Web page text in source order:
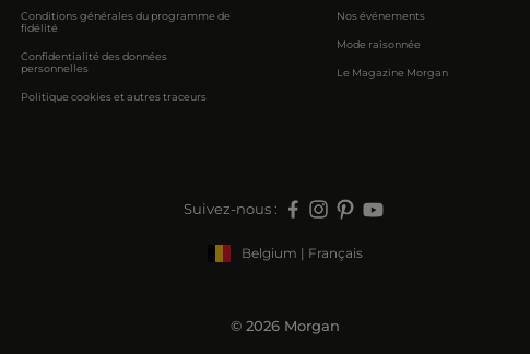
Conditions générales du programme de
fidélité
Confidentialité des données
personnelles
Politique cookies et autres traceurs
Nos événements
Mode raisonnée
Le Magazine Morgan
Suivez-nous :
Belgium | Français
© 2026 Morgan